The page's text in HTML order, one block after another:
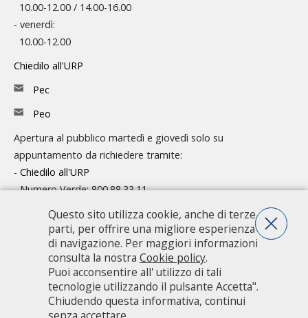
10.00-12.00 / 14.00-16.00
- venerdì:
10.00-12.00
Chiedilo all'URP
Pec
Peo
Apertura al pubblico martedì e giovedì solo su
appuntamento da richiedere tramite:
- Chiedilo all'URP
- Numero Verde: 800.88.33.11
Consulta l'organigramma
Accedi agli atti
Guida pratica ai servizi e alla modulistica
Città metropolitana di Milano - Via Vivaio, 1 - 20122 Milano - centralino
Questo sito utilizza cookie, anche di terze
parti, per offrire una migliore esperienza
di navigazione. Per maggiori informazioni
consulta la nostra Cookie policy.
Puoi acconsentire all' utilizzo di tali
tecnologie utilizzando il pulsante Accetta".
Chiudendo questa informativa, continui